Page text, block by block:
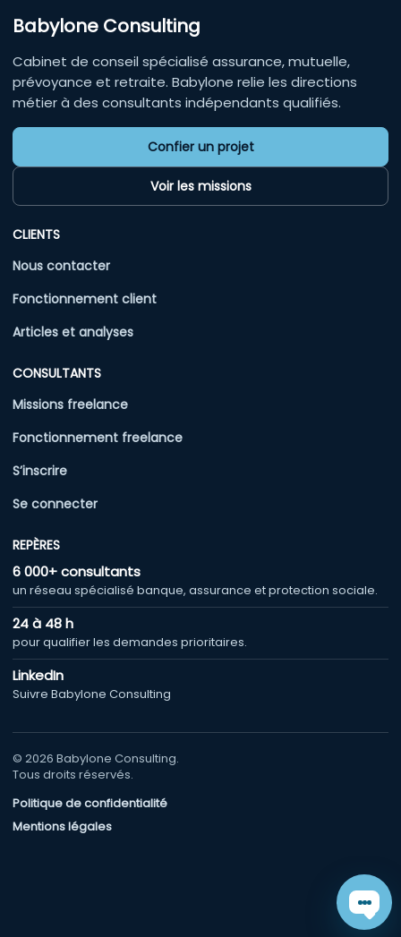
Babylone Consulting
Cabinet de conseil spécialisé assurance, mutuelle,
prévoyance et retraite. Babylone relie les directions
métier à des consultants indépendants qualifiés.
Confier un projet
Voir les missions
CLIENTS
Nous contacter
Fonctionnement client
Articles et analyses
CONSULTANTS
Missions freelance
Fonctionnement freelance
S’inscrire
Se connecter
REPÈRES
6 000+ consultants
un réseau spécialisé banque, assurance et protection sociale.
24 à 48 h
pour qualifier les demandes prioritaires.
LinkedIn
Suivre Babylone Consulting
© 2026 Babylone Consulting.
Tous droits réservés.
Politique de confidentialité
Mentions légales
Chat